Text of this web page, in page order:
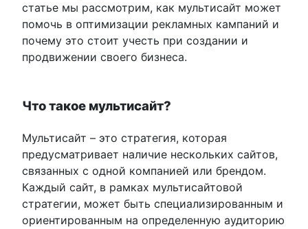
статье мы рассмотрим, как мультисайт может
помочь в оптимизации рекламных кампаний и
почему это стоит учесть при создании и
продвижении своего бизнеса.
Что такое мультисайт?
Мультисайт – это стратегия, которая
предусматривает наличие нескольких сайтов,
связанных с одной компанией или брендом.
Каждый сайт, в рамках мультисайтовой
стратегии, может быть специализированным и
ориентированным на определенную аудиторию